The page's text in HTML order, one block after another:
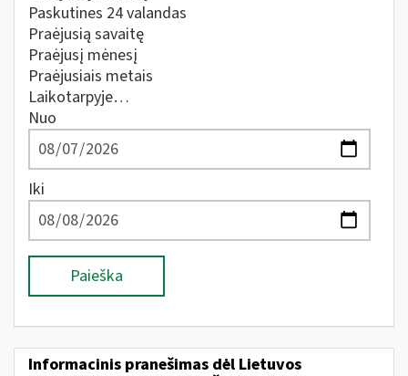
Paskutines 24 valandas
Praėjusią savaitę
Praėjusį mėnesį
Praėjusiais metais
Laikotarpyje…
Nuo
Iki
Paieška
Informacinis pranešimas dėl Lietuvos